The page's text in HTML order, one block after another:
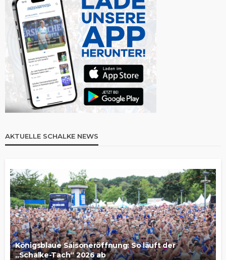
AKTUELLE SCHALKE NEWS
Königsblaue Saisoneröffnung: So läuft der
„Schalke-Tach“ 2026 ab